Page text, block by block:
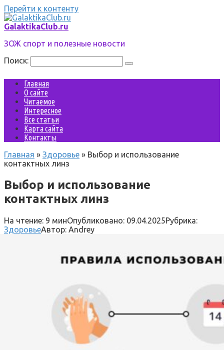
Перейти к контенту
GalaktikaClub.ru
ЗОЖ спорт и полезные новости
Поиск:
Главная
О сайте
Читаемое
Интересное
Все статьи
Карта сайта
Контакты
Главная » Здоровье » Выбор и использование
контактных линз
Выбор и использование
контактных линз
На чтение: 9 минОпубликовано: 09.04.2025Рубрика:
ЗдоровьеАвтор: Andrey